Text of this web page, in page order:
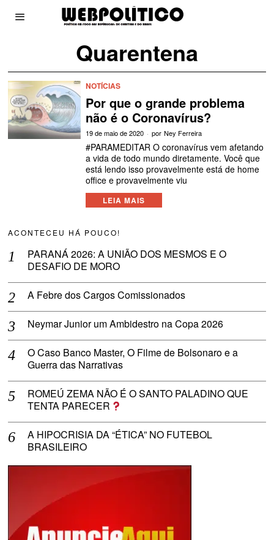
Quarentena
NOTÍCIAS
Por que o grande problema
não é o Coronavírus?
19 de maio de 2020 por Ney Ferreira
#PARAMEDITAR O coronavírus vem afetando
a vida de todo mundo diretamente. Você que
está lendo isso provavelmente está de home
office e provavelmente viu
LEIA MAIS
ACONTECEU HÁ POUCO!
PARANÁ 2026: A UNIÃO DOS MESMOS E O
DESAFIO DE MORO
A Febre dos Cargos Comissionados
Neymar Junior um Ambidestro na Copa 2026
O Caso Banco Master, O Filme de Bolsonaro e a
Guerra das Narrativas
ROMEÚ ZEMA NÃO É O SANTO PALADINO QUE
TENTA PARECER
A HIPOCRISIA DA “ÉTICA” NO FUTEBOL
BRASILEIRO